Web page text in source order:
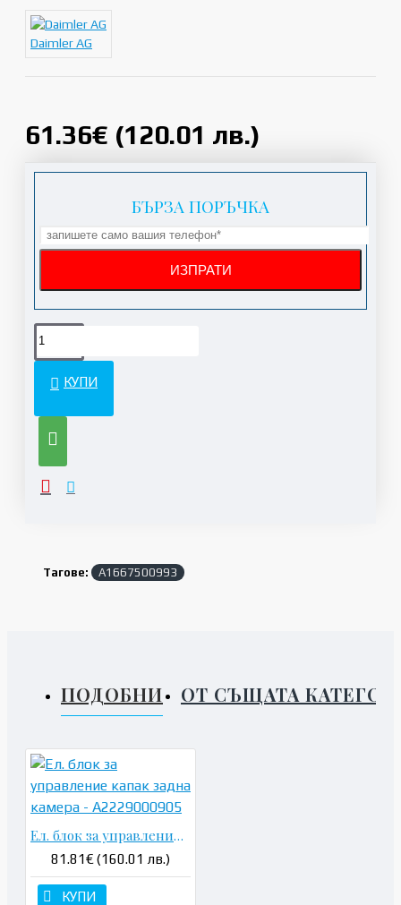
61.36€ (120.01 лв.)
Daimler AG
БЪРЗА ПОРЪЧКА
КУПИ
Тагове: A1667500993
ПОДОБНИ ОТ СЪЩАТА
Ел. блок за управление капак задна камера - A2229000905
81.81€ (160.01 лв.)
КУПИ